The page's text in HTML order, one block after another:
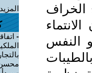
الخراف
النفس
-
محسن